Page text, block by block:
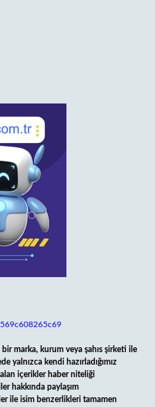
marka, kurum veya şahıs şirketi ile
yalnızca kendi hazırladığımız
içerikler haber niteliği
hakkında paylaşım
ile isim benzerlikleri tamamen